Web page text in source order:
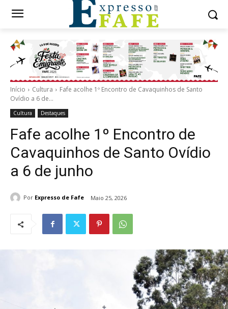
Início Cultura
Fafe acolhe 1º Encontro de Cavaquinhos de Santo
Ovídio a 6 de...
Cultura Destaques
Fafe acolhe 1º Encontro de
Cavaquinhos de Santo Ovídio
a 6 de junho
Por Expresso de Fafe Maio 25, 2026